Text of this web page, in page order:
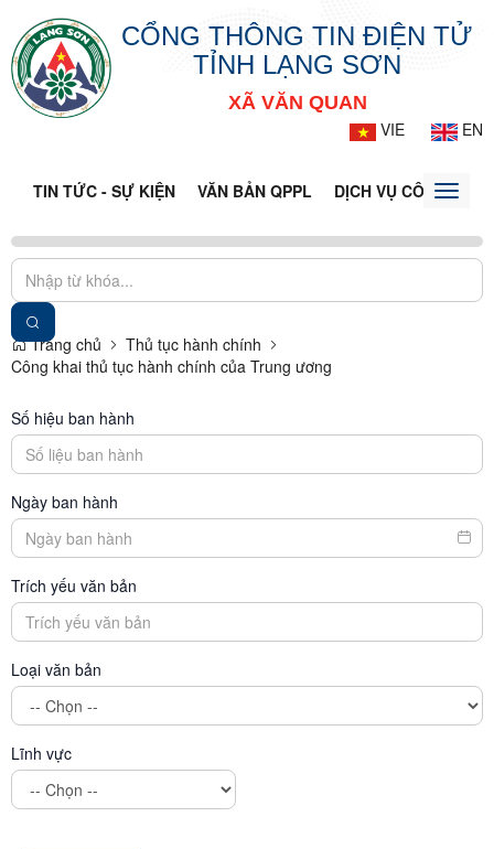
CỔNG THÔNG TIN ĐIỆN TỬ
TỈNH LẠNG SƠN
XÃ VĂN QUAN
VIE
EN
TIN TỨC - SỰ KIỆN VĂN BẢN QPPL DỊCH VỤ CÔNGToggle
Trang chủ
Thủ tục hành chính
Công khai thủ tục hành chính của Trung ương
Số hiệu ban hành
Ngày ban hành
Trích yếu văn bản
Loại văn bản
Lĩnh vực